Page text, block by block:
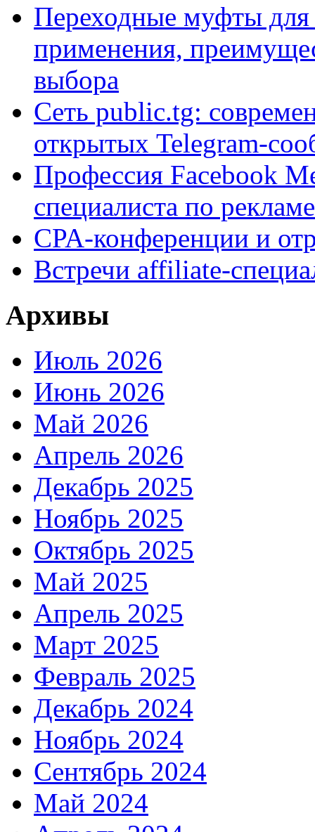
Переходные муфты для
применения,
выбора
Сеть public.tg:
открытых Telegram-
Профессия Facebook
специалиста по
CPA-конференции и
Встречи affiliate-
Архивы
Июль 2026
Июнь 2026
Май 2026
Апрель 2026
Декабрь 2025
Ноябрь 2025
Октябрь 2025
Май 2025
Апрель 2025
Март 2025
Февраль 2025
Декабрь 2024
Ноябрь 2024
Сентябрь 2024
Май 2024